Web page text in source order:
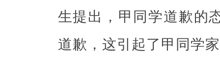
生提出，甲同学道歉的
道歉，这引起了甲同学